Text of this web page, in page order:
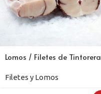
Lomos / Filetes de Tintorera
Filetes y Lomos